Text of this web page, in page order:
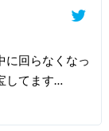
に回らなくなっ
してます…